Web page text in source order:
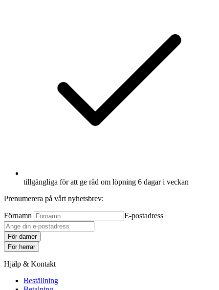
tillgängliga för att ge råd om löpning 6 dagar i veckan
Prenumerera på vårt nyhetsbrev:
Förnamn E-postadress
För damer
För herrar
Hjälp & Kontakt
Beställning